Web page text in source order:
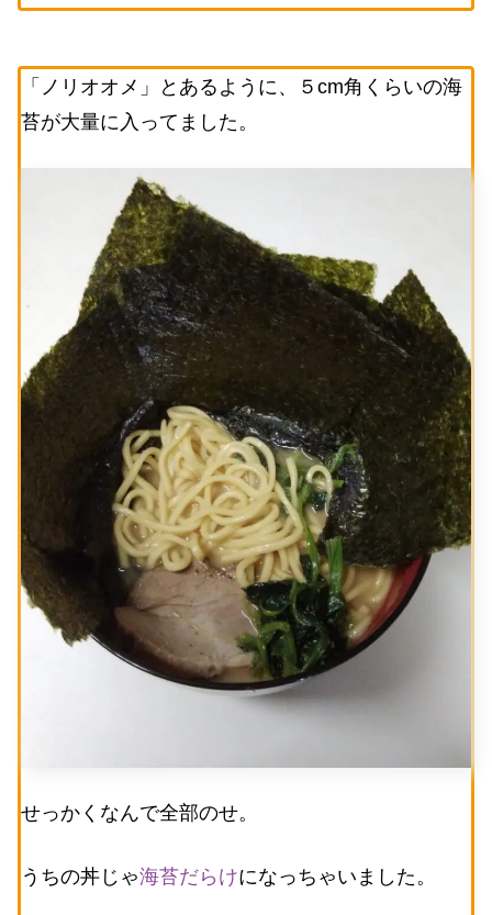
「ノリオオメ」とあるように、５cm角くらいの海
苔が大量に入ってました。
せっかくなんで全部のせ。
うちの丼じゃ海苔だらけになっちゃいました。